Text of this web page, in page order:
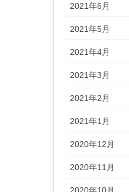
2021年6月
2021年5月
2021年4月
2021年3月
2021年2月
2021年1月
2020年12月
2020年11月
2020年10月